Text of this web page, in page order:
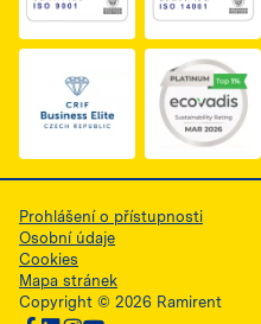
Link do dokumentu
Link
Link do dokumentu
Prohlášení o přístupnosti
Osobní údaje
Cookies
Mapa stránek
Copyright © 2026 Ramirent